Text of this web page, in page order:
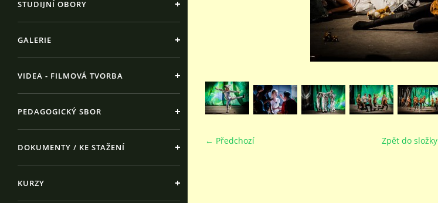
STUDIJNÍ OBORY
GALERIE
VIDEA - FILMOVÁ TVORBA
PEDAGOGICKÝ SBOR
DOKUMENTY / KE STAŽENÍ
KURZY
← Předchozí Zpět do složky